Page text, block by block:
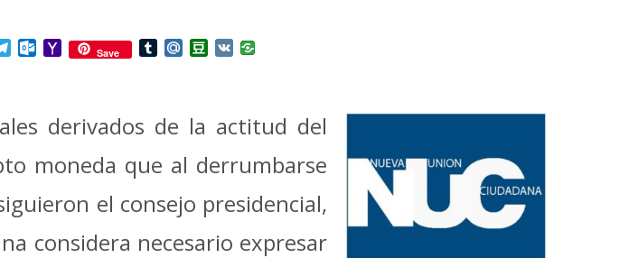
Telegram
Outlook.com
Yahoo
Mail
Save TumblrMail.RuDouban
VK
derivados de la actitud del
moneda que al derrumbarse
el consejo presidencial,
considera necesario expresar